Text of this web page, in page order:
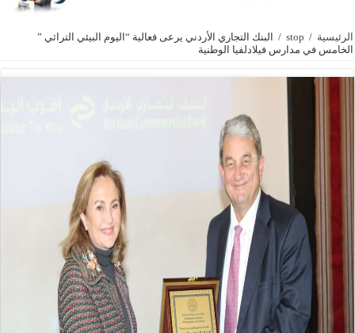
الرئيسية /
stop
/
البنك التجاري الأردني يرعى فعالية “اليوم البيئي التراثي ”
الخامس في مدارس فيلادلفيا الوطنية